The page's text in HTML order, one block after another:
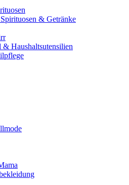
& Getränke
Haushaltsutensilien